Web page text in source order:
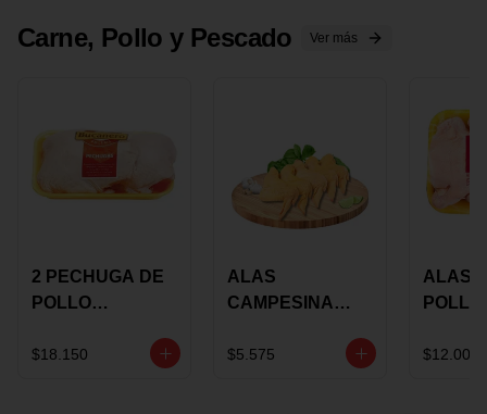
Carne, Pollo y Pescado Ver más
2 PECHUGA DE
POLLO
MARINADA X
$18.150
ALAS
CAMPESINA
COSTILLAR A
$5.575
ALAS
POLLO
$12.000